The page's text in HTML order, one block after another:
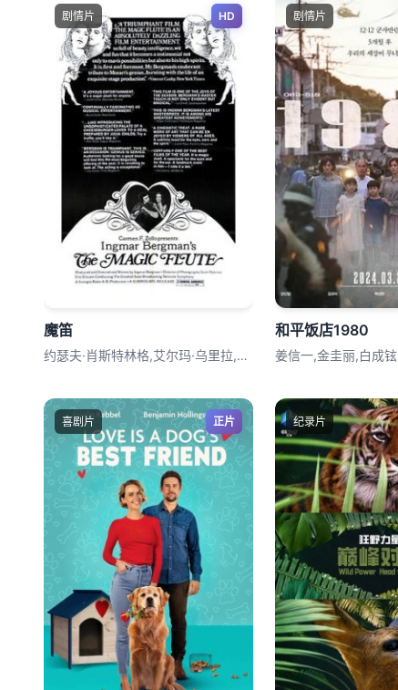
剧情片 HD
魔笛
约瑟夫·肖斯特林格,艾尔玛·乌里拉,哈坎
剧情片
和平饭店1980
姜信一,金圭丽,白成铉
喜剧片 正片 纪录片